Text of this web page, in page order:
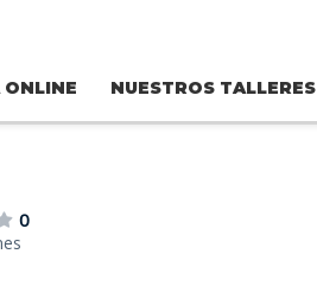
NUESTROS TALLERES
0